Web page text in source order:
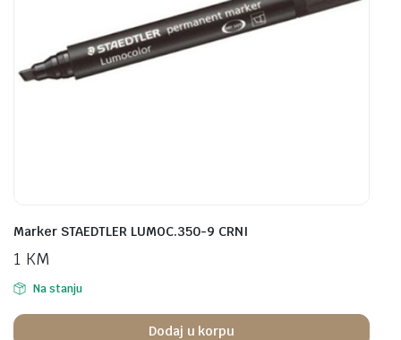
Marker STAEDTLER LUMOC.350-9 CRNI
1 KM
Na stanju
Dodaj u korpu